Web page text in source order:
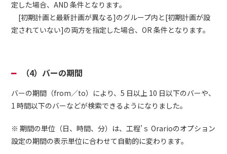
定した場合、AND 条件となります。
[初期計画と最新計画が異なる]のグループ内と[初期計画が設
定されていない]の両方を指定した場合、OR 条件となります。
（4）バーの期間
バーの期間（from／to）により、5 日以上 10 日以下のバーや、
1 時間以下のバーなどが検索できるようになりました。
※ 期間の単位（日、時間、分）は、工程’ｓ Orarioのオプション
設定の期間の表示単位に合わせて自動的に変わります。